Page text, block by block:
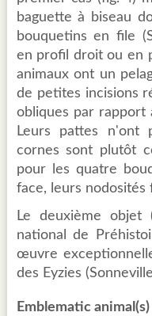
baguette à biseau
bouquetins en file
en profil droit ou en
animaux ont un
de petites incisions
obliques par rapport
Leurs pattes n'ont
cornes sont plutôt
pour les quatre
face, leurs nodosités
Le deuxième objet
national de
œuvre
des Eyzies
Emblematic animal(s)